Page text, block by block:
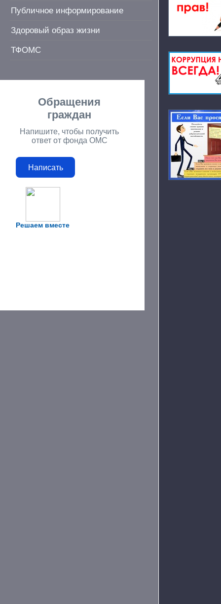
Публичное информирование
Здоровый образ жизни
ТФОМС
Решаем вместе
Обращения
граждан
Напишите, чтобы получить
ответ от фонда ОМС
Написать